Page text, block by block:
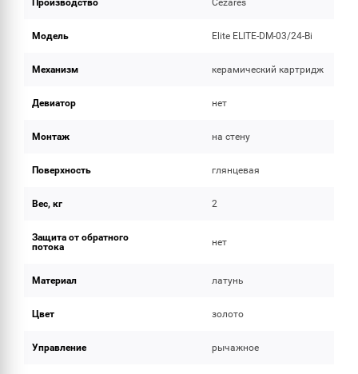
Производство Cezares
Модель Elite ELITE-DM-03/24-Bi
Механизм керамический картридж
Девиатор нет
Монтаж на стену
Поверхность глянцевая
Вес, кг 2
Защита от обратного
потока
нет
Материал латунь
Цвет золото
Управление рычажное